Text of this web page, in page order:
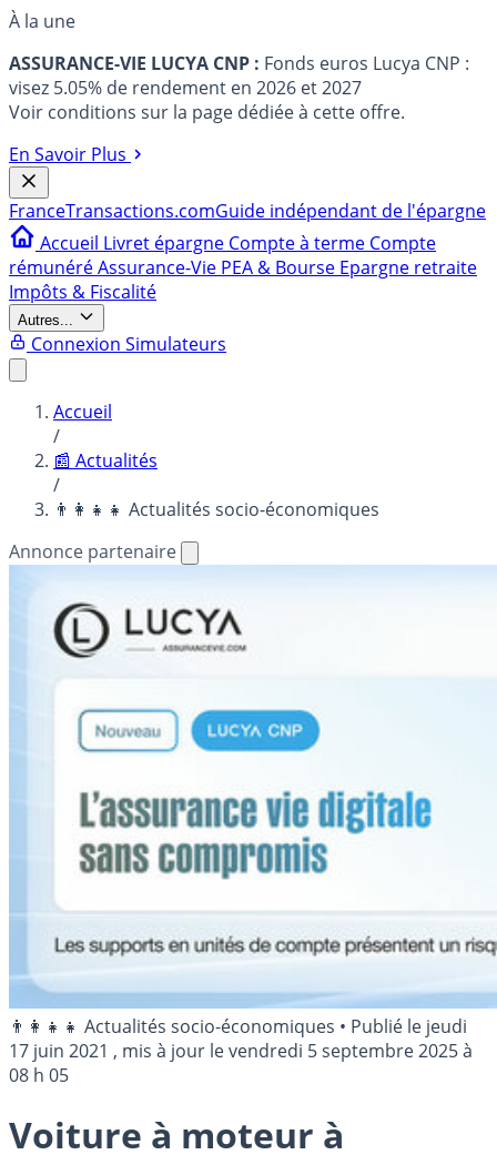
À la une
ASSURANCE-VIE LUCYA CNP : Fonds euros Lucya CNP :
visez 5.05% de rendement en 2026 et 2027
Voir conditions sur la page dédiée à cette offre.
En Savoir Plus
FranceTransactions.comGuide indépendant de l'épargne
Accueil Livret épargne Compte à terme Compte
rémunéréAssurance-Vie PEA & Bourse Epargne retraite
Impôts & Fiscalité
Autres...
Connexion Simulateurs
Accueil
/
📰 Actualités
/
👨‍👩‍👧‍👧 Actualités socio-économiques
Annonce partenaire
👨‍👩‍👧‍👧 Actualités socio-économiques • Publié le jeudi
17 juin 2021 , mis à jour levendredi 5 septembre 2025 à
08 h 05
Voiture à moteur à